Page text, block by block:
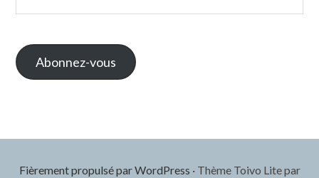
Abonnez-vous
Fièrement propulsé par WordPress ·Thème Toivo Lite par